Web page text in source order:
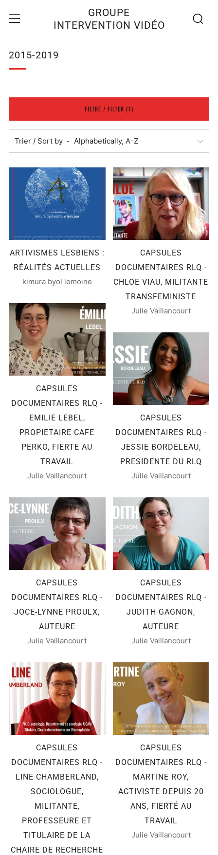
GROUPE
INTERVENTION VIDÉO
Menu
2015-2019
FILTRE / FILTER (1)
Trier / Sort by
ARTIVISMES LESBIENS :
RÉALITÉS ACTUELLES
kimura byol lemoine
CAPSULES
DOCUMENTAIRES RLQ -
CHLOE VIAU, MILITANTE
TRANSFEMINISTE
Julie Vaillancourt
CAPSULES
DOCUMENTAIRES RLQ -
EMILIE LEBEL,
PROPIETAIRE CAFE
PERKO, FIERTE AU
TRAVAIL
Julie Vaillancourt
CAPSULES
DOCUMENTAIRES RLQ -
JESSIE BORDELEAU,
PRESIDENTE DU RLQ
Julie Vaillancourt
CAPSULES
DOCUMENTAIRES RLQ -
JOCE-LYNNE PROULX,
AUTEURE
Julie Vaillancourt
CAPSULES
DOCUMENTAIRES RLQ -
JUDITH GAGNON,
AUTEURE
Julie Vaillancourt
CAPSULES
DOCUMENTAIRES RLQ -
LINE CHAMBERLAND,
SOCIOLOGUE,
MILITANTE,
PROFESSEURE ET
TITULAIRE DE LA
CHAIRE DE RECHERCHE
CAPSULES
DOCUMENTAIRES RLQ -
MARTINE ROY,
ACTIVISTE DEPUIS 20
ANS, FIERTÉ AU
TRAVAIL
Julie Vaillancourt